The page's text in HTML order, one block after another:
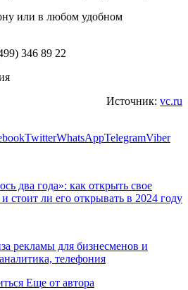
или в любом удобном
346 89 22
Источник: vc.ru
TwitterWhatsAppTelegramViber
два года»: как открыть свое
стоит ли его открывать в 2024 году
рекламы для бизнесменов и
телефония
Еще от автора